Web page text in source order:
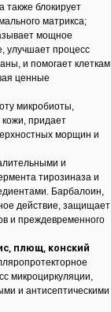
также блокирует
матрикса;
мощное
улучшает процесс
и помогает клеткам
ценные
микробиоты,
придает
морщин и
и
тирозиназа и
Барбалоин,
действие, защищает
и преждевременного
плющ, конский
микроциркуляции,
и антисептическими